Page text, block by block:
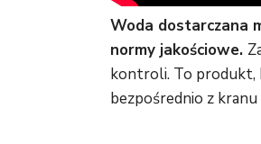
Woda dostarczana
normy jakościowe.
kontroli. To produkt,
bezpośrednio z kranu